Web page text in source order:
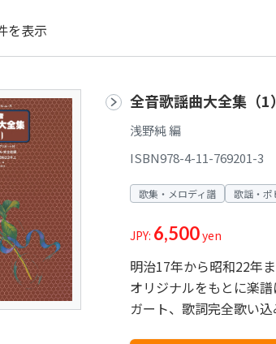
表示
全音歌謡曲大全集（1）
浅野純 編
ISBN978-4-11-769201-3
歌集・メロディ譜 歌謡・ポ
JPY: 6,500yen
明治17年から昭和22年
オリジナルをもとに楽
ガート、歌詞完全歌い